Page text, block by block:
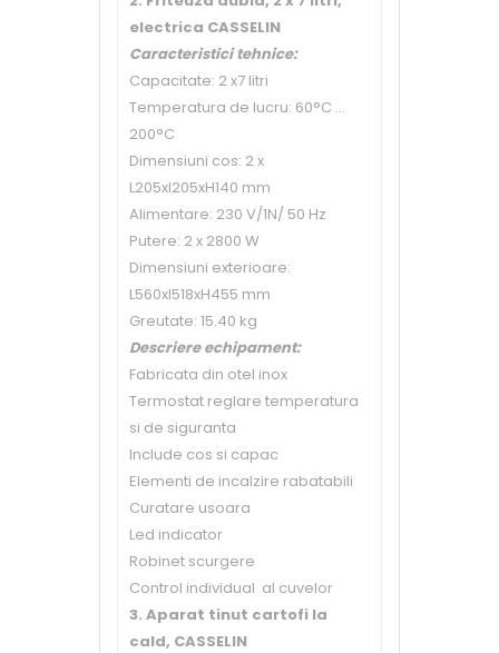
electrica CASSELIN
Caracteristici tehnice:
Capacitate: 2 x7 litri
Temperatura de lucru: 60°C ...
200°C
Dimensiuni cos: 2 x
L205xl205xH140 mm
Alimentare: 230 V/1N/ 50 Hz
Putere: 2 x 2800 W
Dimensiuni exterioare:
L560xl518xH455 mm
Greutate: 15.40 kg
Descriere echipament:
Fabricata din otel inox
Termostat reglare temperatura
si de siguranta
Include cos si capac
Elementi de incalzire rabatabili
Curatare usoara
Led indicator
Robinet scurgere
Control individual al cuvelor
3. Aparat tinut cartofi la
cald, CASSELIN